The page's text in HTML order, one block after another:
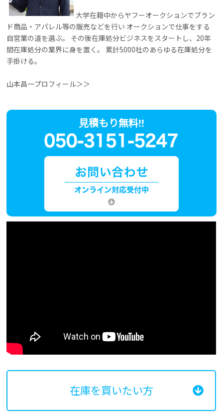
大学在籍中からヤフーオークションでブラン
ド商品・アパレル等の販売などを行い オークションで仕事をする
自営業の道を選ぶ。 その後在庫処分ビジネスをスタートし、20年
間在庫処分の業界に身を置く。 累計5000社のあらゆる在庫処分を
手掛ける。
山本昌一プロフィール＞＞
見積もり無料!!
在庫を買いたい方